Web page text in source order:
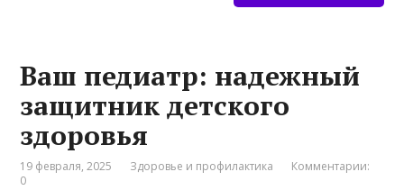
Ваш педиатр: надежный
защитник детского
здоровья
19 февраля, 2025 Здоровье и профилактика
Комментарии:
0